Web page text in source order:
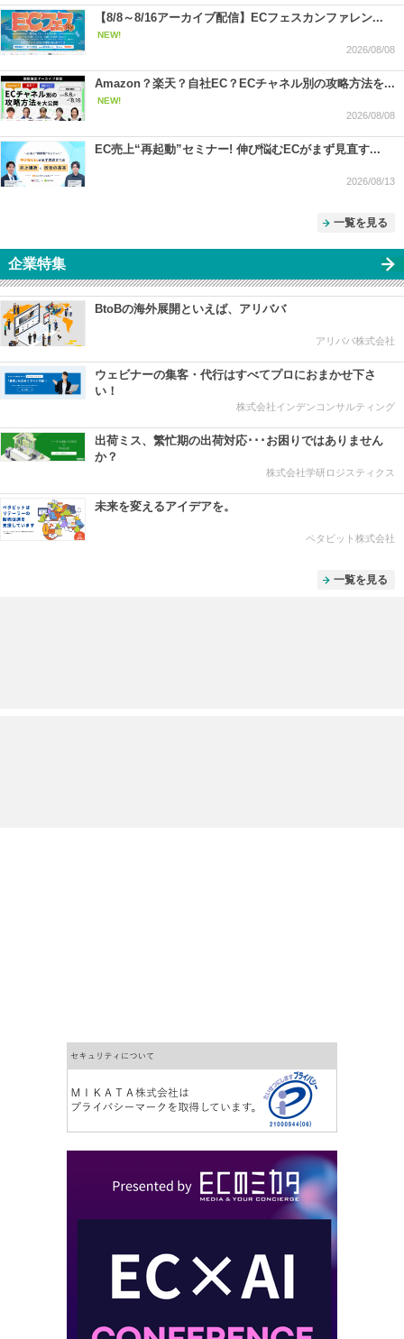
【8/8～8/16アーカイブ配信】ECフェスカンファレン...
NEW!
2026/08/08
Amazon？楽天？自社EC？ECチャネル別の攻略方法を...
NEW!
2026/08/08
EC売上“再起動”セミナー! 伸び悩むECがまず見直す...
2026/08/13
一覧を見る
企業特集
BtoBの海外展開といえば、アリババ
アリババ株式会社
ウェビナーの集客・代行はすべてプロにおまかせ下さ
い！
株式会社インデンコンサルティング
出荷ミス、繁忙期の出荷対応･･･お困りではありません
か？
株式会社学研ロジスティクス
未来を変えるアイデアを。
ペタビット株式会社
一覧を見る